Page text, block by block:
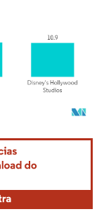
conforme CC BY 4.0.